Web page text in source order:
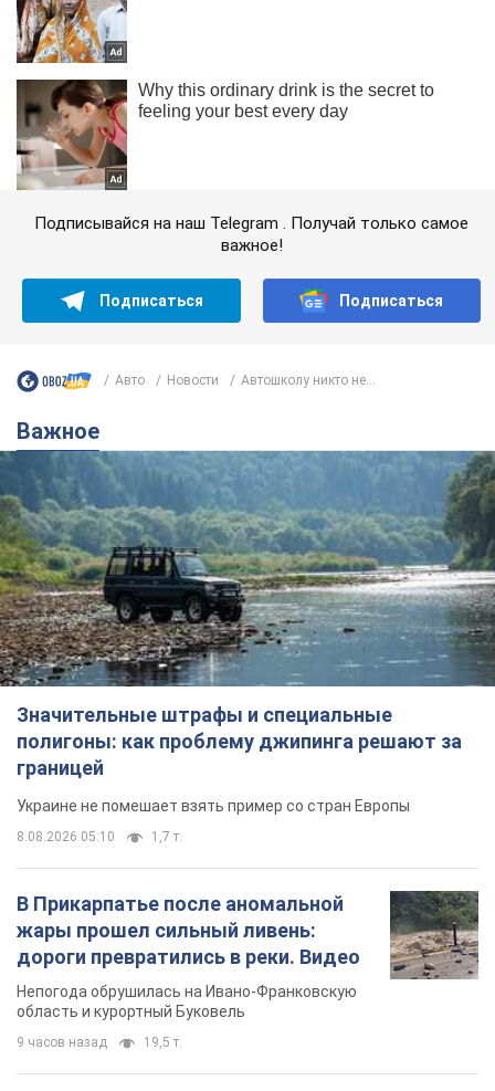
Подписывайся на наш Telegram . Получай только самое
важное!
Подписаться Подписаться
Авто Новости Автошколу никто не...
Важное
Значительные штрафы и специальные
полигоны: как проблему джипинга решают за
границей
Украине не помешает взять пример со стран Европы
8.08.2026 05:10 1,7 т.
В Прикарпатье после аномальной
жары прошел сильный ливень:
дороги превратились в реки. Видео
Непогода обрушилась на Ивано-Франковскую
область и курортный Буковель
9 часов назад 19,5 т.